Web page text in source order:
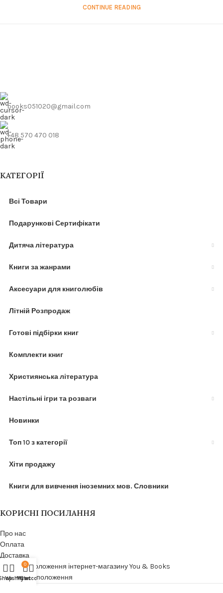
CONTINUE READING
books051020@gmail.com
+48 570 470 018
КАТЕГОРІЇ
Всі Товари
Подарункові Сертифікати
Дитяча література
Книги за жанрами
Аксесуари для книголюбів
Літній Розпродаж
Готові підбірки книг
Комплекти книг
Християнська література
Настільні ігри та розваги
Новинки
Топ 10 з категорії
Хіти продажу
Книги для вивчення іноземних мов. Словники
КОРИСНІ ПОСИЛАННЯ
Про нас
Оплата
Доставка
Умови та положення інтернет-магазину You & Books
Терміни та положення
Wishlist
0
Cart
My account